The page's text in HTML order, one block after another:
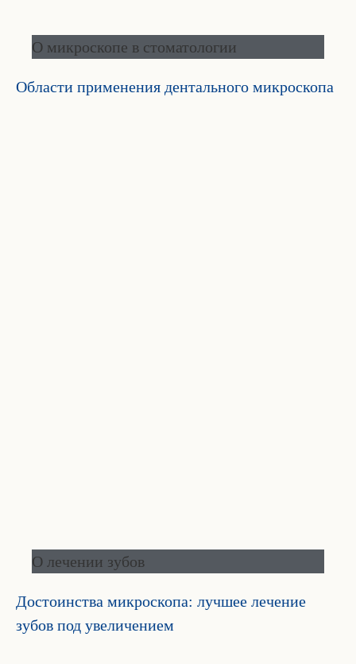
О микроскопе в стоматологии
Области применения дентального микроскопа
О лечении зубов
Достоинства микроскопа: лучшее лечение
зубов под увеличением